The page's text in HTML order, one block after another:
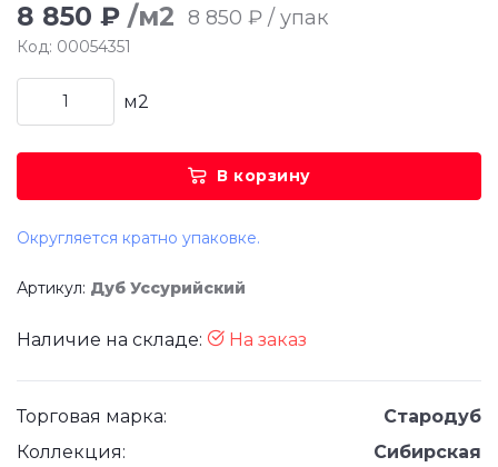
8 850 ₽ /м2 8 850 ₽ / упак
Код: 00054351
м2
В корзину
Округляется кратно упаковке.
Артикул: Дуб Уссурийский
Наличие на складе: На заказ
Торговая марка:
Стародуб
Коллекция:
Сибирская